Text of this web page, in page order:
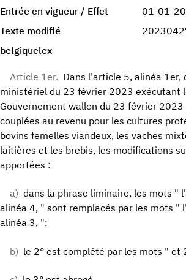
Entrée en vigueur / Effet
01-01-
Texte modifié
belgiquelex
Article 1er. Dans l'article 5, alinéa 1er,
ministériel du 23 février 2023 exécutant
Gouvernement wallon du 23 février
couplées au revenu pour les cultures
bovins femelles viandeux, les vaches
laitières et les brebis, les modifications
apportées :
a) dans la phrase liminaire, les mots "
alinéa 4, " sont remplacés par les mots "
alinéa 3, ";
b) le 2° est complété par les mots " et